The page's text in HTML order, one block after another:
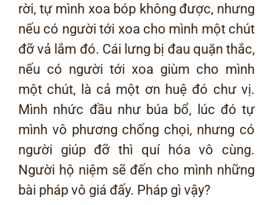
rời, tự mình xoa bóp không được, nhưng
nếu có người tới xoa cho mình một chút
đỡ vả lắm đó. Cái lưng bị đau quặn thắc,
nếu có người tới xoa giùm cho mình
một chút, là cả một ơn huệ đó chư vị.
Mình nhức đầu như búa bổ, lúc đó tự
mình vô phương chống chọi, nhưng có
người giúp đỡ thì quí hóa vô cùng.
Người hộ niệm sẽ đến cho mình những
bài pháp vô giá đấy. Pháp gì vậy?